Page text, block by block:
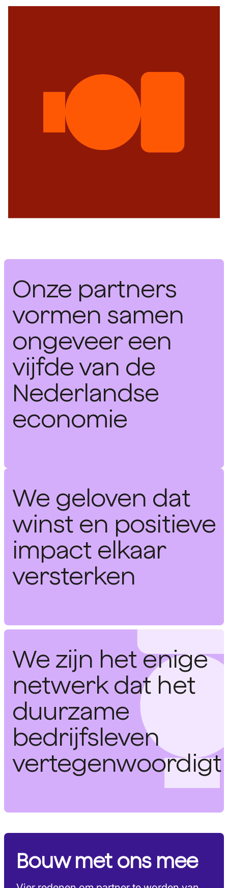
We zijn het enige
netwerk dat het
duurzame
bedrijfsleven
vertegenwoordigt
Onze partners
vormen samen
ongeveer een
vijfde van de
Nederlandse
economie
We geloven dat
winst en positieve
impact elkaar
versterken
Bouw met ons mee